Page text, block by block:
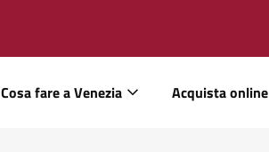
Cosa fare a Venezia Acquista online